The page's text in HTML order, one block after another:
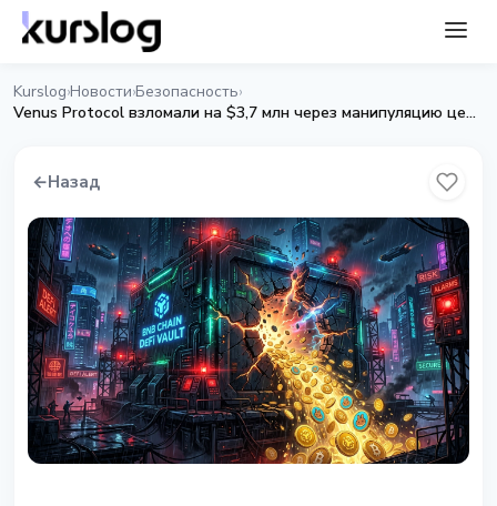
Kurslog›Новости›Безопасность›
Venus Protocol взломали на $3,7 млн через манипуляцию ценой THE
←Назад